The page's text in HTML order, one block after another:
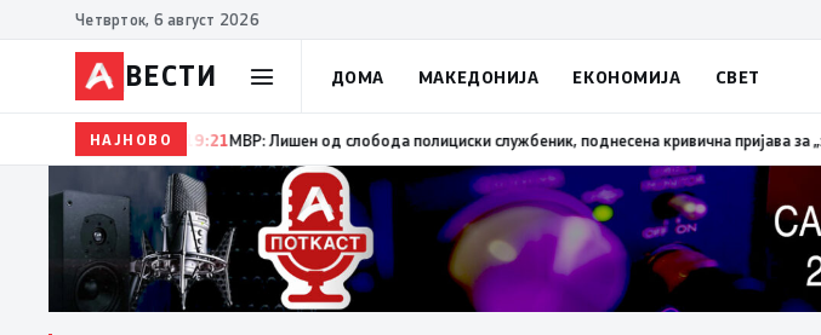
Четврток, 6 август 2026
ВЕСТИ ДОМА МАКЕДОНИЈА ЕКОНОМИЈА СВЕТ
НАЈНОВО
19:22 Ангелов: Спречена катастрофа во виничко, запалена трева при сечење со брусилица